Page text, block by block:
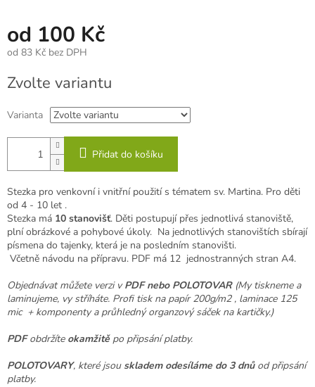
od 100 Kč
od 83 Kč bez DPH
cena:
Zvolte variantu
Varianta
Přidat do košíku
Stezka pro venkovní i vnitřní použití s tématem sv. Martina. Pro děti
od 4 - 10 let .
Stezka má 10 stanovišť. Děti postupují přes jednotlivá stanoviště,
plní obrázkové a pohybové úkoly. Na jednotlivých stanovištích sbírají
písmena do tajenky, která je na posledním stanovišti.
Včetně návodu na přípravu. PDF má 12 jednostranných stran A4.
Objednávat můžete verzi vPDF nebo POLOTOVAR (My tiskneme a
laminujeme, vy stříháte. Profi tisk na papír 200g/m2 , laminace 125
mic + komponenty a průhledný organzový sáček na kartičky.)
PDFobdržíteokamžitěpo připsání platby.
POLOTOVARY, které jsou skladem odesíláme do 3 dnůod připsání
platby.